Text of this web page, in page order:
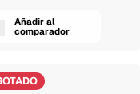
Añadir al
comparador